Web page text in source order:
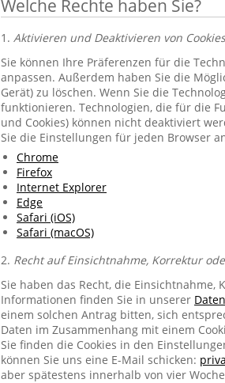
Welche Rechte haben Sie?
1. Aktivieren und Deaktivieren von
Sie können Ihre Präferenzen für die
anpassen. Außerdem haben Sie die
Gerät) zu löschen. Wenn Sie die
funktionieren. Technologien, die für die
und Cookies) können nicht deaktiviert
Sie die Einstellungen für jeden Browser
Chrome
Firefox
Internet Explorer
Edge
Safari (iOS)
Safari (macOS)
2. Recht auf Einsichtnahme, Korrektur
Sie haben das Recht, die
Informationen finden Sie in unserer
einem solchen Antrag bitten, sich
Daten im Zusammenhang mit einem
Sie finden die Cookies in den
können Sie uns eine E-Mail schicken:
aber spätestens innerhalb von vier